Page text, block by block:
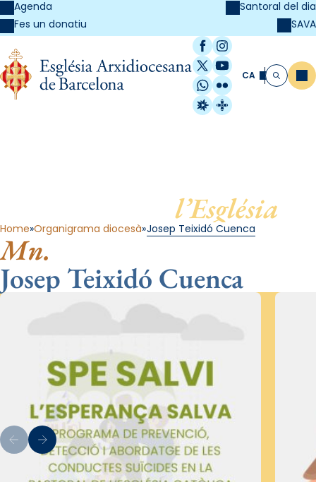
Agenda
Fes un donatiu
Santoral del dia
SAVA
Facebook
Instagram
X / Twitter
YouTube
WhatsApp
Flickr
Radio Estel
Catalunya
CA Cerca
l’Església
Home Organigrama diocesà Josep Teixidó Cuenca
Mn.
Josep Teixidó Cuenca